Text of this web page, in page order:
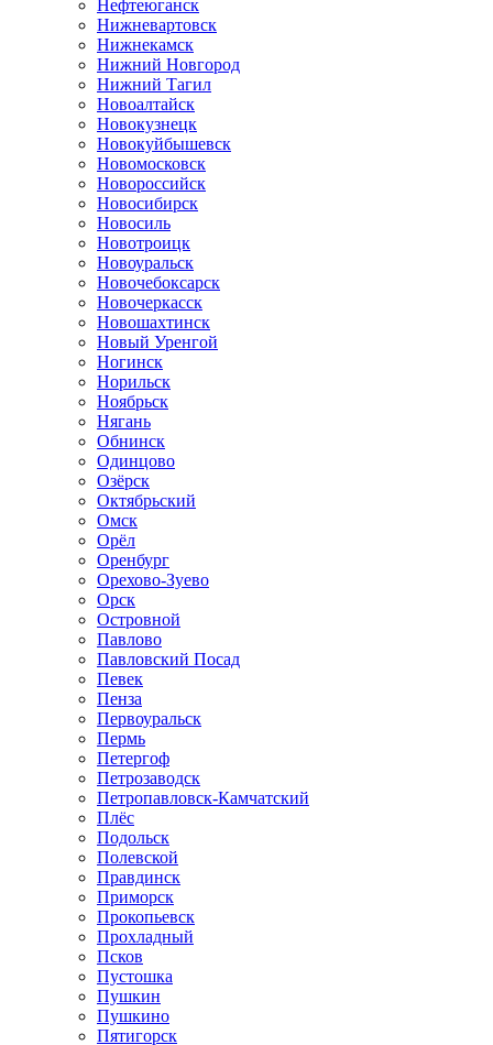
Нефтеюганск
Нижневартовск
Нижнекамск
Нижний Новгород
Нижний Тагил
Новоалтайск
Новокузнецк
Новокуйбышевск
Новомосковск
Новороссийск
Новосибирск
Новосиль
Новотроицк
Новоуральск
Новочебоксарск
Новочеркасск
Новошахтинск
Новый Уренгой
Ногинск
Норильск
Ноябрьск
Нягань
Обнинск
Одинцово
Озёрск
Октябрьский
Омск
Орёл
Оренбург
Орехово-Зуево
Орск
Островной
Павлово
Павловский Посад
Певек
Пенза
Первоуральск
Пермь
Петергоф
Петрозаводск
Петропавловск-Камчатский
Плёс
Подольск
Полевской
Правдинск
Приморск
Прокопьевск
Прохладный
Псков
Пустошка
Пушкин
Пушкино
Пятигорск